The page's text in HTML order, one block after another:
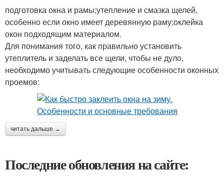
подготовка окна и рамы;утепление и смазка щелей,
особенно если окно имеет деревянную раму;оклейка
окон подходящим материалом.
Для понимания того, как правильно установить
утеплитель и заделать все щели, чтобы не дуло,
необходимо учитывать следующие особенности оконных
проемов:
читать дальше →
Последние обновления на сайте: